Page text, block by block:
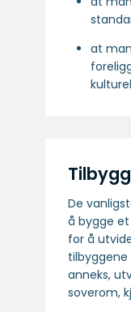
at
De
å bygge
for å
tilbyggene
anneks,
soverom,